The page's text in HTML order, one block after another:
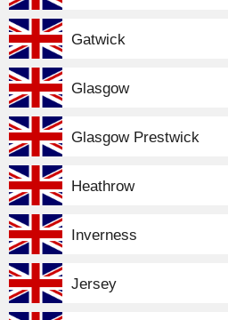
Gatwick
Glasgow
Glasgow Prestwick
Heathrow
Inverness
Jersey